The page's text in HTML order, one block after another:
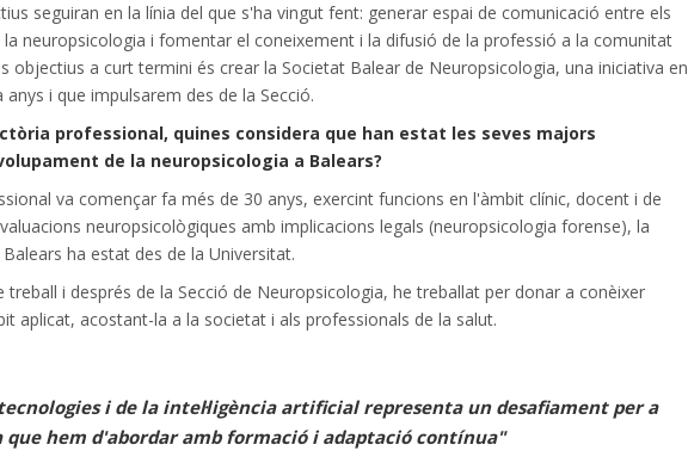
seguiran en la línia del que s'ha vingut fent: generar espai de comunicació entre els
neuropsicologia i fomentar el coneixement i la difusió de la professió a la comunitat
objectius a curt termini és crear la Societat Balear de Neuropsicologia, una iniciativa en
i que impulsarem des de la Secció.
professional, quines considera que han estat les seves majors
de la neuropsicologia a Balears?
va començar fa més de 30 anys, exercint funcions en l'àmbit clínic, docent i de
neuropsicològiques amb implicacions legals (neuropsicologia forense), la
ha estat des de la Universitat.
treball i després de la Secció de Neuropsicologia, he treballat per donar a conèixer
aplicat, acostant-la a la societat i als professionals de la salut.
i de la intel·ligència artificial representa un desafiament per a
que hem d'abordar amb formació i adaptació contínua"